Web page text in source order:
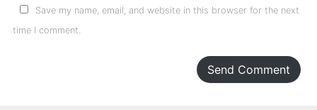
Save my name, email, and website in this browser for the next
time I comment.
Send Comment